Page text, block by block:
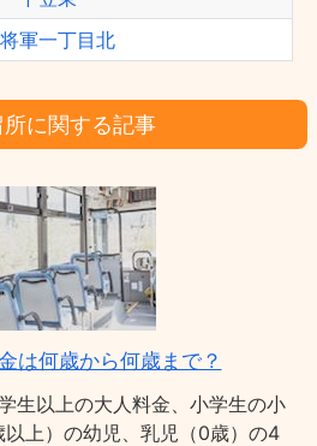
軍一丁目北
に関する記事
は何歳から何歳まで？
生以上の大人料金、小学生の小
以上）の幼児、乳児（0歳）の4